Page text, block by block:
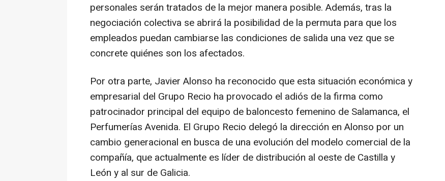
personales serán tratados de la mejor manera posible. Además, tras la
negociación colectiva se abrirá la posibilidad de la permuta para que los
empleados puedan cambiarse las condiciones de salida una vez que se
concrete quiénes son los afectados.
Por otra parte, Javier Alonso ha reconocido que esta situación económica y
empresarial del Grupo Recio ha provocado el adiós de la firma como
patrocinador principal del equipo de baloncesto femenino de Salamanca, el
Perfumerías Avenida. El Grupo Recio delegó la dirección en Alonso por un
cambio generacional en busca de una evolución del modelo comercial de la
compañía, que actualmente es líder de distribución al oeste de Castilla y
León y al sur de Galicia.